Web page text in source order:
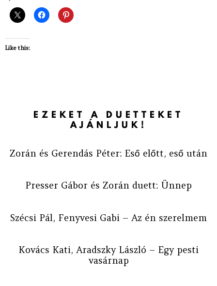
Like this:
EZEKET A DUETTEKET
AJÁNLJUK!
Zorán és Gerendás Péter: Eső előtt, eső után
Presser Gábor és Zorán duett: Ünnep
Szécsi Pál, Fenyvesi Gabi – Az én szerelmem
Kovács Kati, Aradszky László – Egy pesti
vasárnap